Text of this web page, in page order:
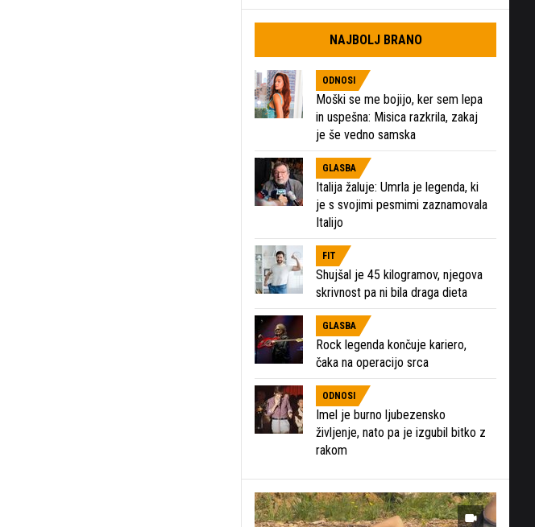
NAJBOLJ BRANO
ODNOSI
Moški se me bojijo, ker sem lepa
in uspešna: Misica razkrila, zakaj
je še vedno samska
GLASBA
Italija žaluje: Umrla je legenda, ki
je s svojimi pesmimi zaznamovala
Italijo
FIT
Shujšal je 45 kilogramov, njegova
skrivnost pa ni bila draga dieta
GLASBA
Rock legenda končuje kariero,
čaka na operacijo srca
ODNOSI
Imel je burno ljubezensko
življenje, nato pa je izgubil bitko z
rakom